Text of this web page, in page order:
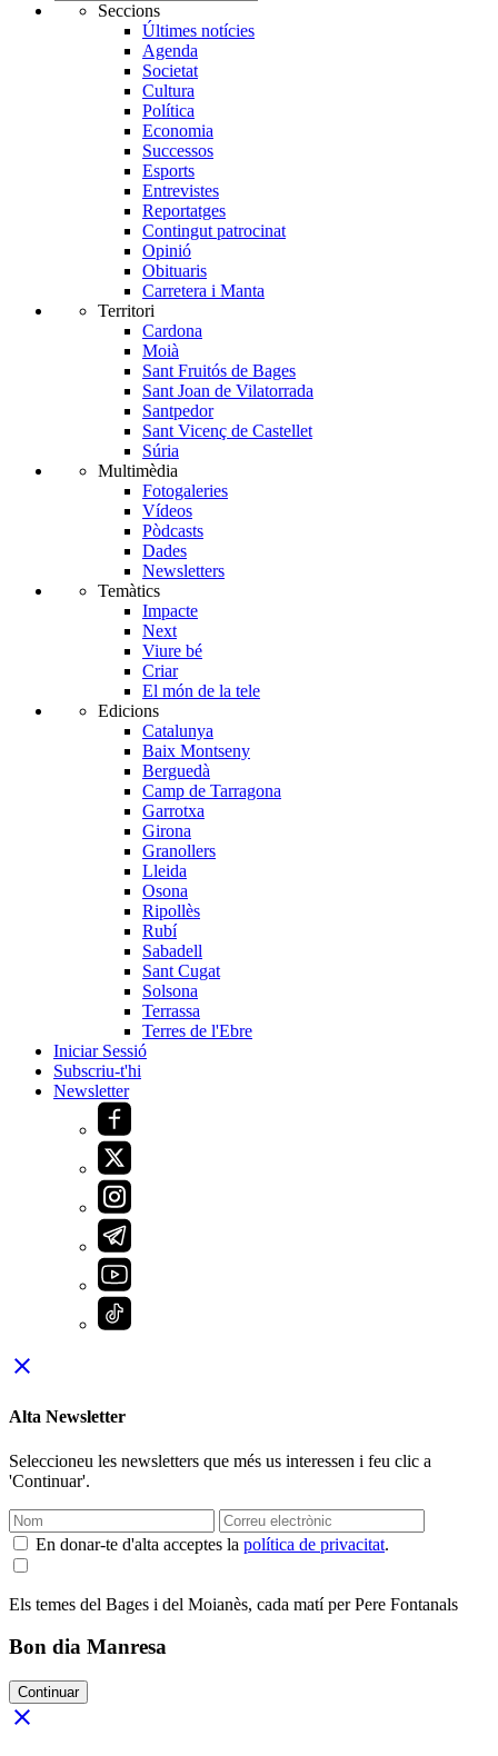
Seccions
Últimes notícies
Agenda
Societat
Cultura
Política
Economia
Successos
Esports
Entrevistes
Reportatges
Contingut patrocinat
Opinió
Obituaris
Carretera i Manta
Territori
Cardona
Moià
Sant Fruitós de Bages
Sant Joan de Vilatorrada
Santpedor
Sant Vicenç de Castellet
Súria
Multimèdia
Fotogaleries
Vídeos
Pòdcasts
Dades
Newsletters
Temàtics
Impacte
Next
Viure bé
Criar
El món de la tele
Edicions
Catalunya
Baix Montseny
Berguedà
Camp de Tarragona
Garrotxa
Girona
Granollers
Lleida
Osona
Ripollès
Rubí
Sabadell
Sant Cugat
Solsona
Terrassa
Terres de l'Ebre
Iniciar Sessió
Subscriu-t'hi
Newsletter
close
Alta Newsletter
Seleccioneu les newsletters que més us interessen i feu clic a
'Continuar'.
En donar-te d'alta acceptes la política de privacitat.
Els temes del Bages i del Moianès, cada matí per Pere Fontanals
Bon dia Manresa
Continuar
close